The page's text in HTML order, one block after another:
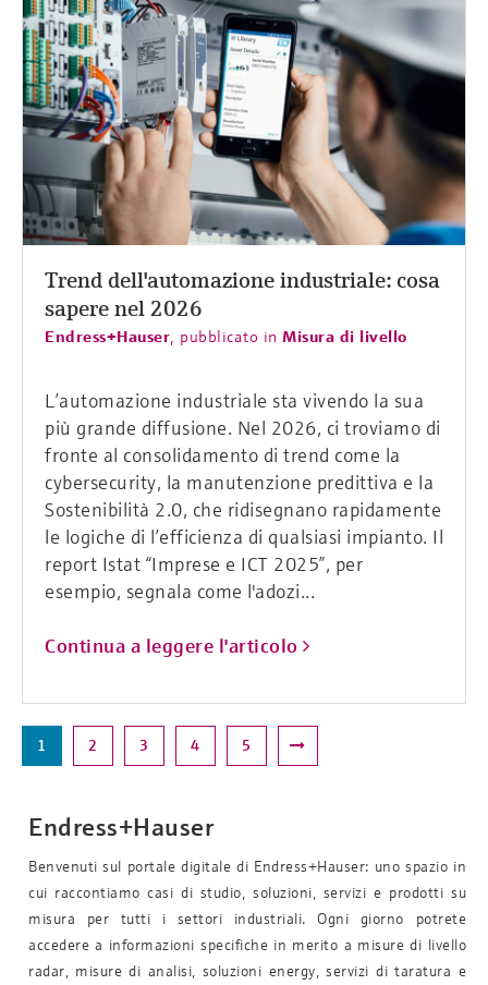
Trend dell'automazione industriale: cosa
sapere nel 2026
Endress+Hauser pubblicato in Misura di livello
L’automazione industriale sta vivendo la sua
più grande diffusione. Nel 2026, ci troviamo di
fronte al consolidamento di trend come la
cybersecurity, la manutenzione predittiva e la
Sostenibilità 2.0, che ridisegnano rapidamente
le logiche di l’efficienza di qualsiasi impianto. Il
report Istat “Imprese e ICT 2025”, per
esempio, segnala come l'adozi...
Continua a leggere l'articolo
1 2 3 4 5
Endress+Hauser
Benvenuti sul portale digitale di Endress+Hauser: uno spazio in
cui raccontiamo casi di studio, soluzioni, servizi e prodotti su
misura per tutti i settori industriali. Ogni giorno potrete
accedere a informazioni specifiche in merito a misure di livello
radar, misure di analisi, soluzioni energy, servizi di taratura e